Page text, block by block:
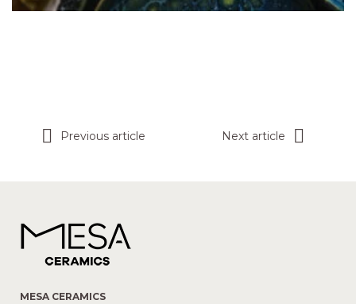
Previous article Next article
MESA CERAMICS